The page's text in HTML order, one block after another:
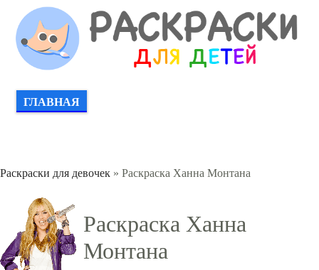
ГЛАВНАЯ
Раскраски для девочек » Раскраска Ханна Монтана
Раскраска Ханна
Монтана